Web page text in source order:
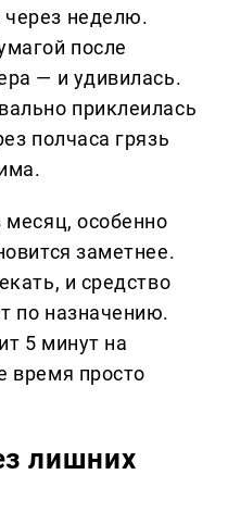
неделю.
после
— и удивилась.
приклеилась
полчаса грязь
особенно
заметнее.
и средство
по назначению.
5 минут на
время просто
лишних